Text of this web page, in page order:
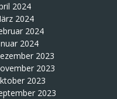
2024
2024
2024
2024
2023
2023
2023
2023